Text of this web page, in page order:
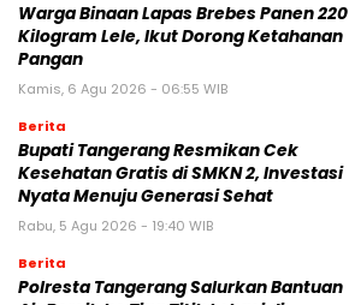
Warga Binaan Lapas Brebes Panen 220
Kilogram Lele, Ikut Dorong Ketahanan
Pangan
Kamis, 6 Agu 2026 - 06:55 WIB
Berita
‎Bupati Tangerang Resmikan Cek
Kesehatan Gratis di SMKN 2, Investasi
Nyata Menuju Generasi Sehat
Rabu, 5 Agu 2026 - 19:40 WIB
Berita
Polresta Tangerang Salurkan Bantuan